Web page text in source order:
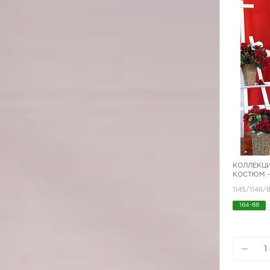
КОСТЮМ -
1145/
164-88